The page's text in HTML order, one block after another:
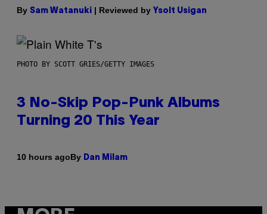
By Sam Watanuki | Reviewed by Ysolt Usigan
PHOTO BY SCOTT GRIES/GETTY IMAGES
3 No-Skip Pop-Punk Albums
Turning 20 This Year
10 hours agoBy Dan Milam